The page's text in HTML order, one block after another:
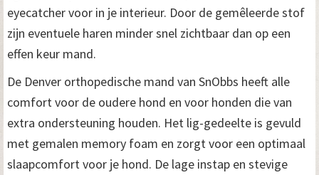
eyecatcher voor in je interieur. Door de gemêleerde stof
zijn eventuele haren minder snel zichtbaar dan op een
effen keur mand.
De Denver orthopedische mand van SnObbs heeft alle
comfort voor de oudere hond en voor honden die van
extra ondersteuning houden. Het lig-gedeelte is gevuld
met gemalen memory foam en zorgt voor een optimaal
slaapcomfort voor je hond. De lage instap en stevige